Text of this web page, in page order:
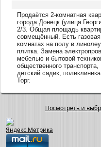
Продаётся 2-комнатная
города Донецк (улица
2/3. Общая площадь
совмещённый. Есть
комнатах на полу в
плитка. Замена
мебелью и бытовой
общественного
детский садик,
Торг.
Посмотреть и